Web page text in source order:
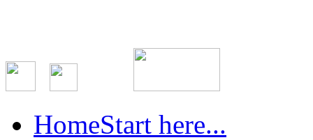
HomeStart here...